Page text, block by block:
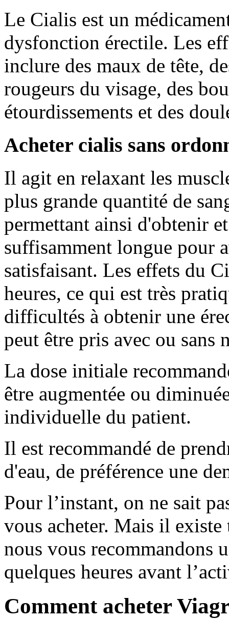
Le Cialis est un
dysfonction érectile. Les
inclure des maux de tête,
rougeurs du visage, des
étourdissements et des
Acheter cialis sans
Il agit en relaxant les
plus grande quantité de
permettant ainsi d'obtenir
suffisamment longue pour
satisfaisant. Les effets du
heures, ce qui est très
difficultés à obtenir une
peut être pris avec ou sans
La dose initiale
être augmentée ou
individuelle du patient.
Il est recommandé de
d'eau, de préférence une
Pour l’instant, on ne sait
vous acheter. Mais il
nous vous recommandons
quelques heures avant
Comment acheter